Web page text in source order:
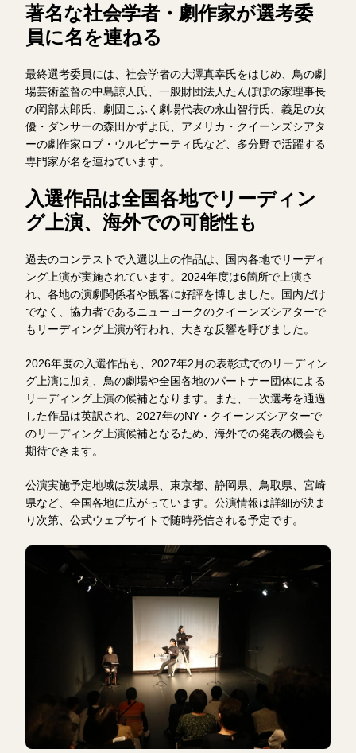
著名な社会学者・劇作家が選考委
員に名を連ねる
最終選考委員には、社会学者の大澤真幸氏をはじめ、鳥の劇
場芸術監督の中島諒人氏、一般財団法人たんぽぽの家理事長
の岡部太郎氏、劇団こふく劇場代表の永山智行氏、義足の女
優・ダンサーの森田かずよ氏、アメリカ・クイーンズシアタ
ーの劇作家ロブ・ウルビナーティ氏など、多分野で活躍する
専門家が名を連ねています。
入選作品は全国各地でリーディン
グ上演、海外での可能性も
過去のコンテストで入選以上の作品は、国内各地でリーディ
ング上演が実施されています。2024年度は6箇所で上演さ
れ、各地の演劇関係者や観客に好評を博しました。国内だけ
でなく、協力者であるニューヨークのクイーンズシアターで
もリーディング上演が行われ、大きな反響を呼びました。
2026年度の入選作品も、2027年2月の表彰式でのリーディン
グ上演に加え、鳥の劇場や全国各地のパートナー団体による
リーディング上演の候補となります。また、一次選考を通過
した作品は英訳され、2027年のNY・クイーンズシアターで
のリーディング上演候補となるため、海外での発表の機会も
期待できます。
公演実施予定地域は茨城県、東京都、静岡県、鳥取県、宮崎
県など、全国各地に広がっています。公演情報は詳細が決ま
り次第、公式ウェブサイトで随時発信される予定です。